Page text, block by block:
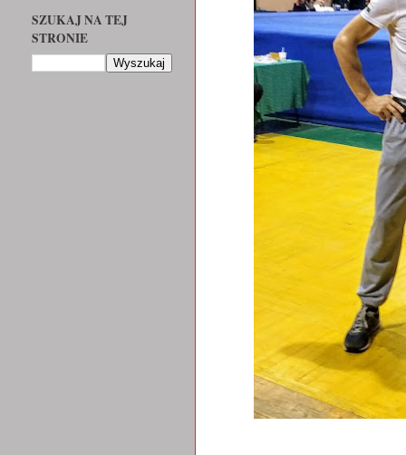
SZUKAJ NA TEJ
STRONIE